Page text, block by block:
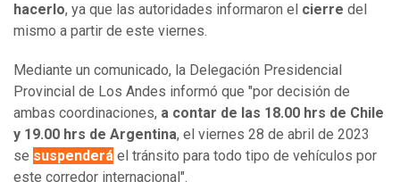
hacerlo, ya que las autoridades informaron el cierre del
mismo a partir de este viernes.
Mediante un comunicado, la Delegación Presidencial
Provincial de Los Andes informó que "por decisión de
ambas coordinaciones, a contar de las 18.00 hrs de Chile
y 19.00 hrs de Argentina, el viernes 28 de abril de 2023
se suspenderá el tránsito para todo tipo de vehículos por
este corredor internacional".